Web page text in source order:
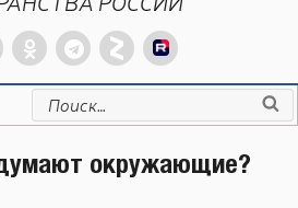
Искать:
окружающие?